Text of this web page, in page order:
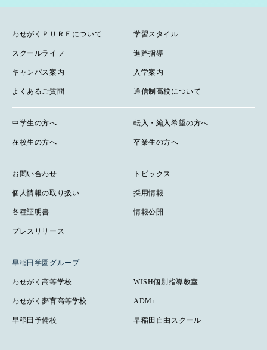
わせがくＰＵＲＥについて 学習スタイル
スクールライフ 進路指導
キャンパス案内 入学案内
よくあるご質問 通信制高校について
中学生の方へ 転入・編入希望の方へ
在校生の方へ 卒業生の方へ
お問い合わせ トピックス
個人情報の取り扱い 採用情報
各種証明書 情報公開
プレスリリース
早稲田学園グループ
わせがく高等学校 WISH個別指導教室
わせがく夢育高等学校 ADMi
早稲田予備校 早稲田自由スクール